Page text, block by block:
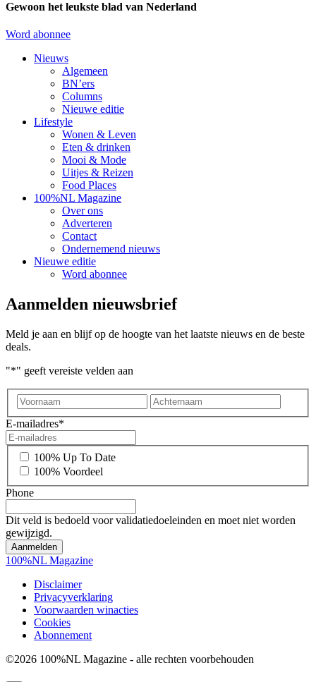
Gewoon het leukste blad van Nederland
Word abonnee
Nieuws
Algemeen
BN’ers
Columns
Nieuwe editie
Lifestyle
Wonen & Leven
Eten & drinken
Mooi & Mode
Uitjes & Reizen
Food Places
100%NL Magazine
Over ons
Adverteren
Contact
Ondernemend nieuws
Nieuwe editie
Word abonnee
Aanmelden nieuwsbrief
Meld je aan en blijf op de hoogte van het laatste nieuws en de beste
deals.
"*" geeft vereiste velden aan
Voornaam
E-mailadres*
*
100% Up To Date
100% Voordeel
Phone
Dit veld is bedoeld voor validatiedoeleinden en moet niet worden
gewijzigd.
100%NL Magazine
Disclaimer
Privacyverklaring
Voorwaarden winacties
Cookies
Abonnement
©2026 100%NL Magazine - alle rechten voorbehouden